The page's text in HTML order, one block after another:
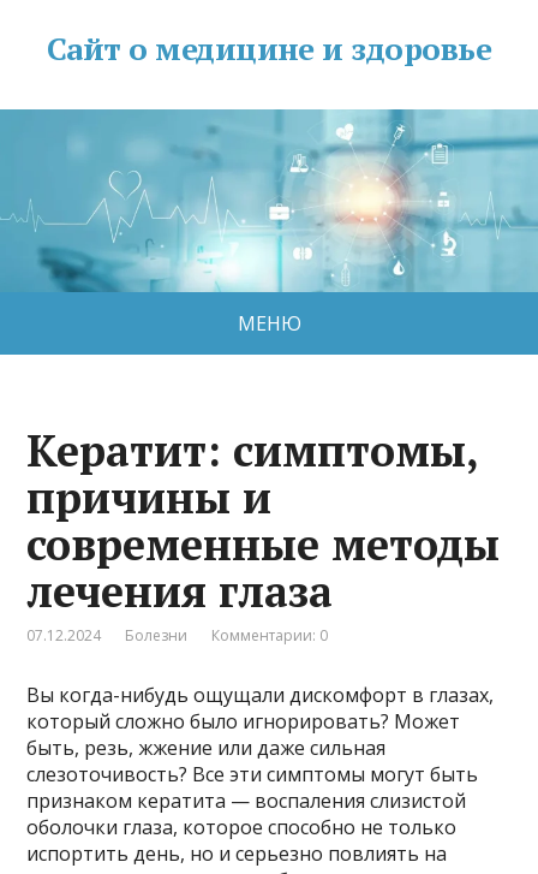
Сайт о медицине и здоровье
МЕНЮ
Кератит: симптомы,
причины и
современные методы
лечения глаза
07.12.2024 Болезни Комментарии: 0
Вы когда-нибудь ощущали дискомфорт в глазах,
который сложно было игнорировать? Может
быть, резь, жжение или даже сильная
слезоточивость? Все эти симптомы могут быть
признаком кератита — воспаления слизистой
оболочки глаза, которое способно не только
испортить день, но и серьезно повлиять на